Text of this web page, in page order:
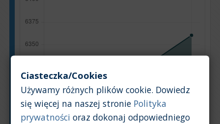
Ciasteczka/Cookies
Używamy różnych plików cookie. Dowiedz
się więcej na naszej stronie Polityka
prywatności oraz dokonaj odpowiedniego